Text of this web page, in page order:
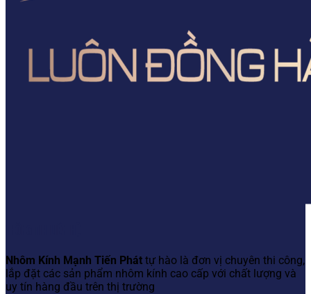
Nhôm Kính Mạnh Tiến Phát tự hào là đơn vị chuyên thi công,
lắp đặt các sản phẩm nhôm kính cao cấp với chất lượng và
uy tín hàng đầu trên thị trường